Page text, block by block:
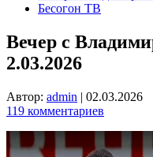
Бесогон ТВ
Вечер с
2.03.2026
Автор: admin | 02.03.2026
119 комментариев